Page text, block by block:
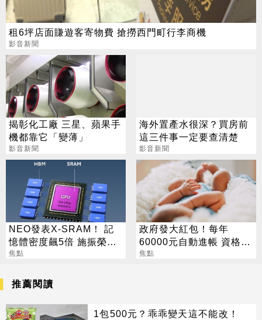
租6坪店面賺遊客寄物費 搶撈西門町行李商機
影音新聞
揭彰化工廠 三星、蘋果手
機都靠它「變薄」
影音新聞
海外置產水很深？買房前
這三件事一定要查清楚
影音新聞
NEO發表X-SRAM！ 記
憶體密度飆5倍 施振榮：
半導體迎新革命
焦點
政府發大紅包！每年
60000元自動進帳 資格一
次看
焦點
推薦閱讀
1包500元？乖乖變天這不能改！